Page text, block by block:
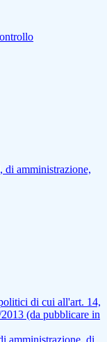
amministrazione,
di cui all'art. 14,
(da pubblicare in